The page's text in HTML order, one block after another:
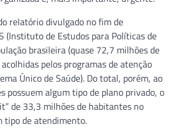
relatório divulgado no fim de
(Instituto de Estudos para Políticas de
brasileira (quase 72,7 milhões de
pelos programas de atenção
Único de Saúde). Do total, porém, ao
possuem algum tipo de plano privado, o
de 33,3 milhões de habitantes no
tipo de atendimento.